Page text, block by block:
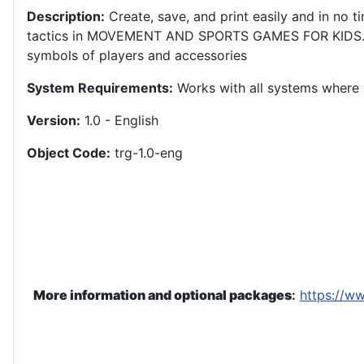
Description: Create, save, and print easily and in no
tactics in MOVEMENT AND SPORTS GAMES FOR KIDS.
symbols of players and accessories
System Requirements: Works with all systems
Version: 1.0 - English
Object Code: trg-1.0-eng
More information and optional packages: https://